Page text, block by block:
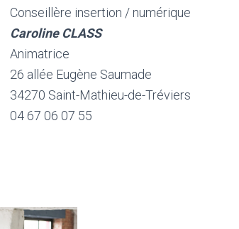
Conseillère insertion / numérique
Caroline CLASS
Animatrice
26 allée Eugène Saumade
34270 Saint-Mathieu-de-Tréviers
04 67 06 07 55